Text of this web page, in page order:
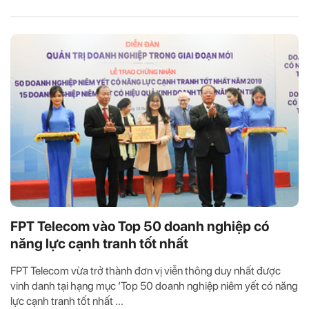
FPT Telecom vào Top 50 doanh nghiệp có
năng lực cạnh tranh tốt nhất
FPT Telecom vừa trở thành đơn vị viễn thông duy nhất được
vinh danh tại hạng mục ‘Top 50 doanh nghiệp niêm yết có năng
lực cạnh tranh tốt nhất ...